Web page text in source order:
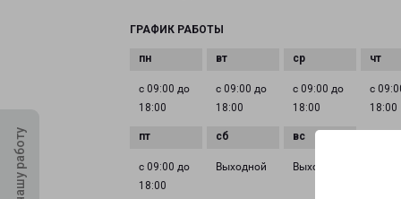
ГРАФИК РАБОТЫ
с 09:00 до
18:00
с 09:00 до
18:00
с 09:00 до
18:00
с
18:00
с 09:00 до
18:00
Выходной Выходной